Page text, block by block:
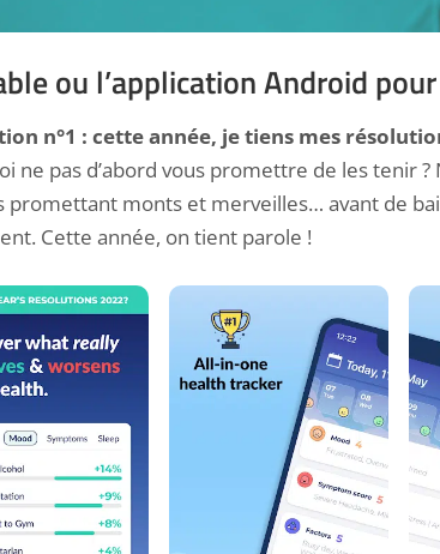
ou l’application Android
n°1 : cette année, je tiens mes
ne pas d’abord vous promettre de les tenir
promettant monts et merveilles… avant de
Cette année, on tient parole !